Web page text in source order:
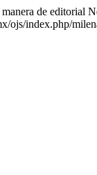
de editorial
ojs/index.php/